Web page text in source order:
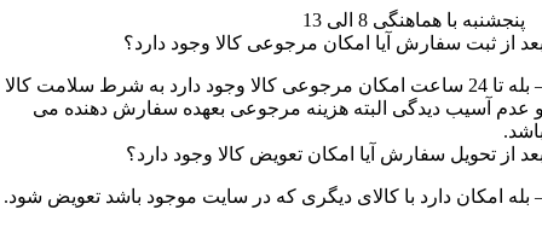
با هماهنگی 8 الی 13
از ثبت سفارش آیا امکان مرجوعی کالا وجود دارد؟
– بله تا 24 ساعت امکان مرجوعی کالا وجود دارد به شرط سلامت کالا
عدم آسیب دیدگی البته هزینه مرجوعی بعهده سفارش دهنده می
از تحویل سفارش آیا امکان تعویض کالا وجود دارد؟
بله امکان دارد با کالای دیگری که در سایت موجود باشد تعویض شود.